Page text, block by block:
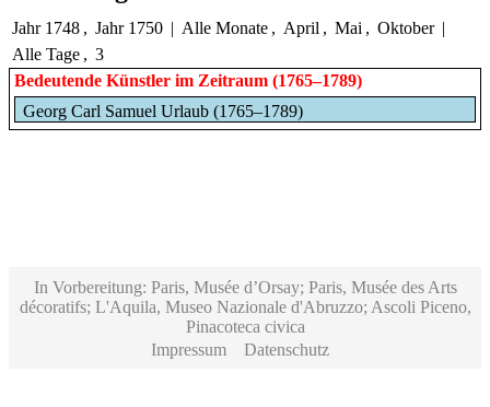
Jahr 1748 , Jahr 1750 | Alle Monate , April , Mai , Oktober |
Alle Tage , 3
Bedeutende Künstler im Zeitraum (1765–1789)
Georg Carl Samuel Urlaub (1765–1789)
In Vorbereitung: Paris, Musée d’Orsay; Paris, Musée des Arts
décoratifs; L'Aquila, Museo Nazionale d'Abruzzo; Ascoli Piceno,
Pinacoteca civica
Impressum
Datenschutz